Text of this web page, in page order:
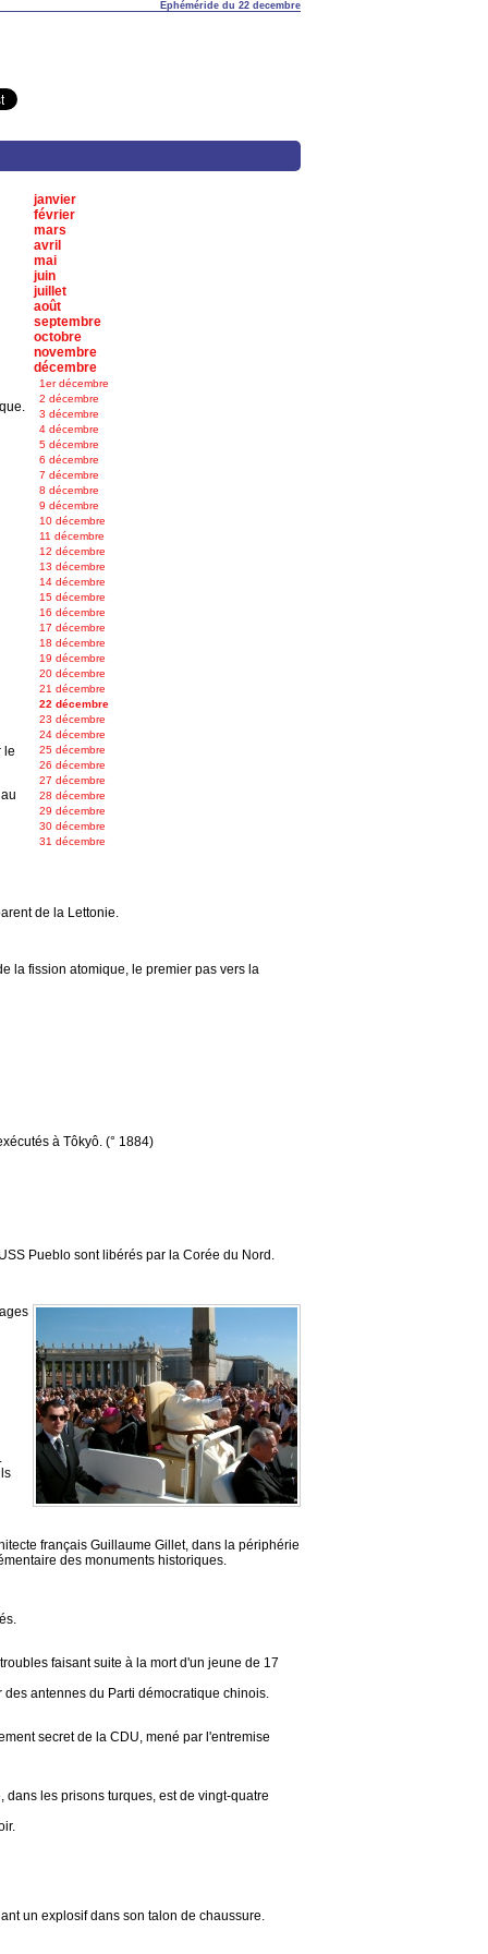
Éphéméride du 22 decembre
janvier
février
mars
avril
mai
juin
juillet
août
septembre
octobre
novembre
décembre
1er décembre
2 décembre
3 décembre
4 décembre
5 décembre
6 décembre
7 décembre
8 décembre
9 décembre
10 décembre
11 décembre
12 décembre
13 décembre
14 décembre
15 décembre
16 décembre
17 décembre
18 décembre
19 décembre
20 décembre
21 décembre
22 décembre
23 décembre
24 décembre
25 décembre
26 décembre
27 décembre
28 décembre
29 décembre
30 décembre
31 décembre
le
de la Lettonie.
la fission atomique, le premier pas vers la
à Tôkyô. (° 1884)
Pueblo sont libérés par la Corée du Nord.
français Guillaume Gillet, dans la périphérie
des monuments historiques.
faisant suite à la mort d'un jeune de 17
antennes du Parti démocratique chinois.
secret de la CDU, mené par l'entremise
les prisons turques, est de vingt-quatre
un explosif dans son talon de chaussure.